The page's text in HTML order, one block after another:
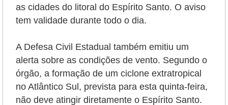
as cidades do litoral do Espírito Santo. O aviso
tem validade durante todo o dia.
A Defesa Civil Estadual também emitiu um
alerta sobre as condições de vento. Segundo o
órgão, a formação de um ciclone extratropical
no Atlântico Sul, prevista para esta quinta-feira,
não deve atingir diretamente o Espírito Santo.